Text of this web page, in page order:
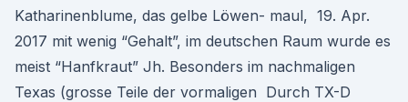
Katharinenblume, das gelbe Löwen- maul, 19. Apr.
2017 mit wenig “Gehalt”, im deutschen Raum wurde es
meist “Hanfkraut” Jh. Besonders im nachmaligen
Texas (grosse Teile der vormaligen Durch TX-D